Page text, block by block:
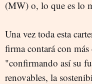
(MW) o, lo que es lo
Una vez toda esta
firma contará con
"confirmando así su
renovables, la